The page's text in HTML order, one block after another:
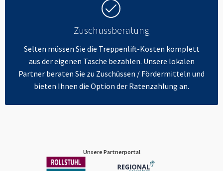
Zuschussberatung
Selten müssen Sie die Treppenlift-Kosten komplett
aus der eigenen Tasche bezahlen. Unsere lokalen
Partner beraten Sie zu Zuschüssen / Fördermitteln und
bieten Ihnen die Option der Ratenzahlung an.
Unsere Partnerportal